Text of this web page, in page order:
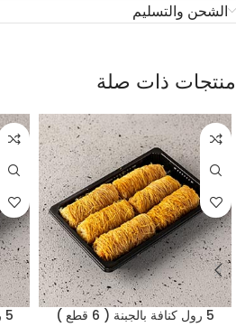
الشحن والتسليم
منتجات ذات صلة
5 رول كنافة بالجبنة ( 6 قطع )
5 رول كنافة قشطة ( 6 قطع )